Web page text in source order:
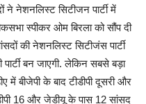
ने नेशनल‍िस्‍ट स‍िटीजन पार्टी में
स्‍पीकर ओम बिरला को सौंप दी
की नेशनलिस्ट सिटीजंस पार्टी
बन जाएगी. लेकिन सबसे बड़ा
में बीजेपी के बाद टीडीपी दूसरी और
16 और जेडीयू के पास 12 सांसद